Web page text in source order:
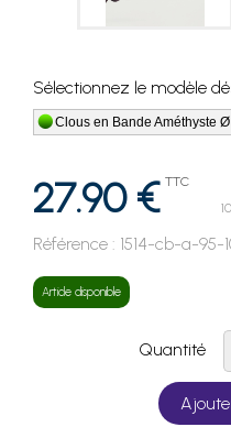
Sélectionnez le modèle
Clous en Bande Améthyste
27.90 € TTC
Référence : 1514-cb-a-95-
Article disponible
Quantité